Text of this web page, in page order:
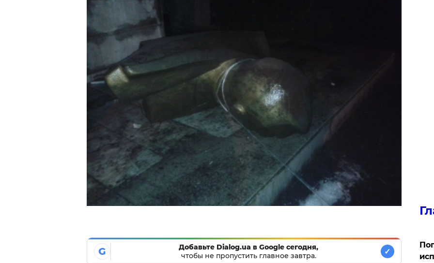
G
Добавьте Dialog.ua в Google сегодня,
чтобы не пропустить главное завтра.
✓